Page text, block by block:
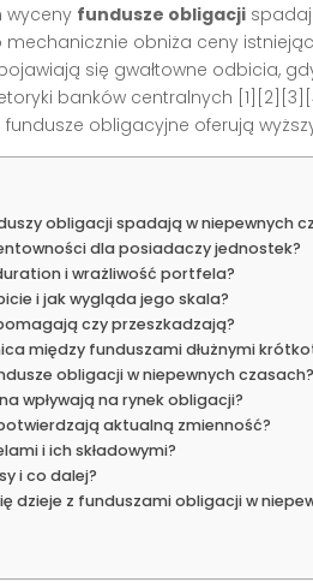
wyceny fundusze obligacji
obniża ceny
się gwałtowne odbicia,
banków centralnych
obligacyjne oferują
obligacji spadają w niepewnych
dla posiadaczy jednostek?
i wrażliwość portfela?
i jak wygląda jego skala?
czy przeszkadzają?
między funduszami dłużnymi
obligacji w niepewnych czasach?
wpływają na rynek obligacji?
aktualną zmienność?
i ich składowymi?
i co dalej?
dzieje z funduszami obligacji w